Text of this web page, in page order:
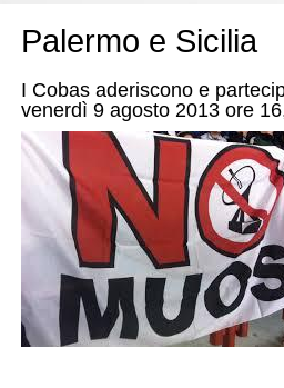
Palermo e Sicilia
I Cobas aderiscono e
venerdì 9 agosto 2013 ore